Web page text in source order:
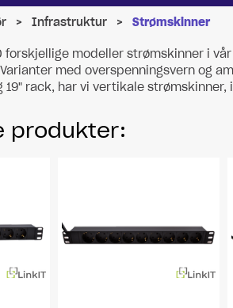
> Infrastruktur > Strømskinner
forskjellige modeller strømskinner i
med overspenningsvern og
19" rack, har vi vertikale
produkter: